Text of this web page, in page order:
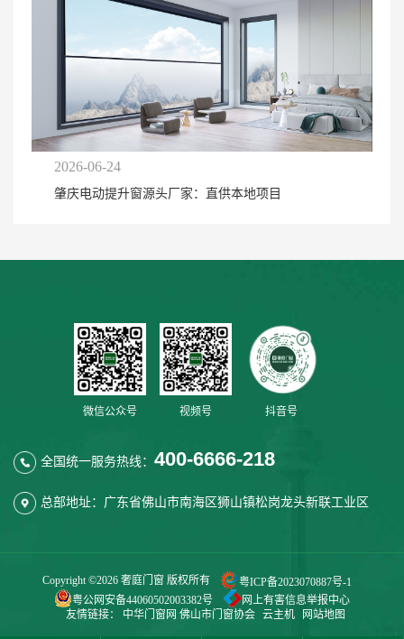
2026-06-24
肇庆电动提升窗源头厂家：直供本地项目
微信公众号 视频号 抖音号
全国统一服务热线： 400-6666-218
总部地址：广东省佛山市南海区狮山镇松岗龙头新联工业区
Copyright ©2026 奢庭门窗 版权所有
粤ICP备2023070887号-1
粤公网安备44060502003382号
网上有害信息举报中心
友情链接： 中华门窗网 佛山市门窗协会 云主机 网站地图